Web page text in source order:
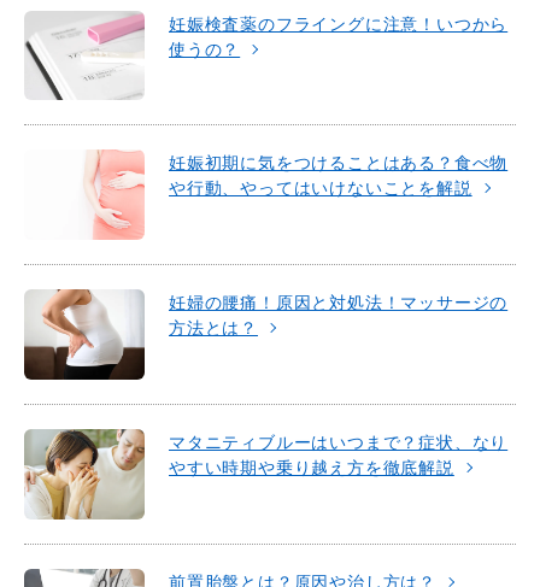
妊娠検査薬のフライングに注意！いつから
使うの？
妊娠初期に気をつけることはある？食べ物
や行動、やってはいけないことを解説
妊婦の腰痛！原因と対処法！マッサージの
方法とは？
マタニティブルーはいつまで？症状、なり
やすい時期や乗り越え方を徹底解説
前置胎盤とは？原因や治し方は？